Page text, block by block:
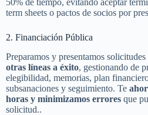
term sheets o pactos de socios por
2. Financiación Pública
Preparamos y presentamos solicitudes
otras líneas a éxito, gestionando de
elegibilidad, memorias, plan
subsanaciones y seguimiento. Te
horas y minimizamos errores que
solicitud..